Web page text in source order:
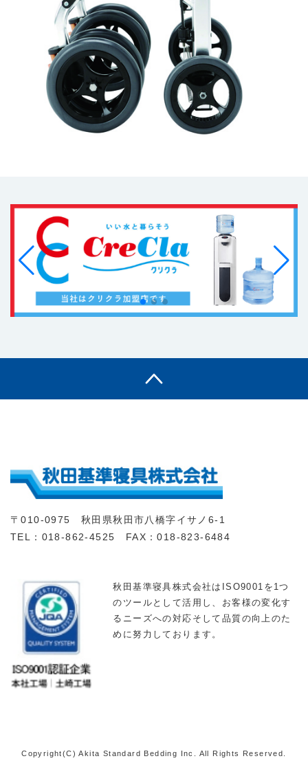
〒010-0975 秋田県秋田市八橋字イサノ6-1
TEL：018-862-4525 FAX：018-823-6484
秋田基準寝具株式会社はISO9001を1つ
のツールとして活用し、お客様の変化す
るニーズへの対応そして品質の向上のた
めに努力しております。
Copyright(C) Akita Standard Bedding Inc. All Rights Reserved.